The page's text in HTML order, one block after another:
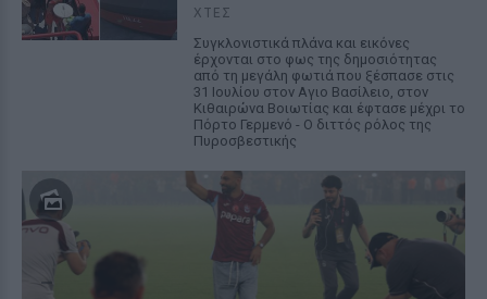
ΧΤΕΣ
Συγκλονιστικά πλάνα και εικόνες
έρχονται στο φως της δημοσιότητας
από τη μεγάλη φωτιά που ξέσπασε στις
31 Ιουλίου στον Αγιο Βασίλειο, στον
Κιθαιρώνα Βοιωτίας και έφτασε μέχρι το
Πόρτο Γερμενό - Ο διττός ρόλος της
Πυροσβεστικής